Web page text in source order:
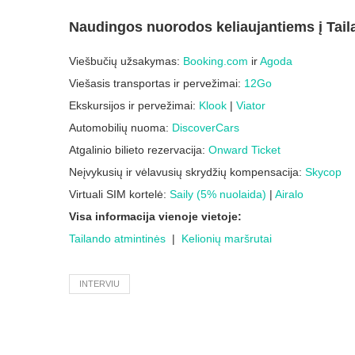
Naudingos nuorodos keliaujantiems į
Viešbučių užsakymas: Booking.com irAgoda
Viešasis transportas ir pervežimai: 12Go
Ekskursijos ir pervežimai: Klook | Viator
Automobilių nuoma: DiscoverCars
Atgalinio bilieto rezervacija: Onward Ticket
Neįvykusių ir vėlavusių skrydžių kompensacija: Skycop
Virtuali SIM kortelė: Saily (5% nuolaida) | Airalo
Visa informacija vienoje vietoje:
Tailando atmintinės | Kelionių maršrutai
INTERVIU